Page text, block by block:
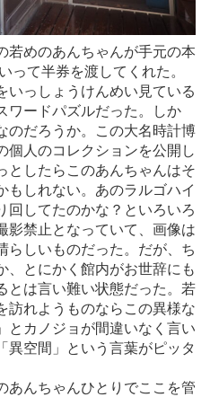
若めのあんちゃんが手元の本
って半券を渡してくれた。
いっしょうけんめい見ている
ワードパズルだった。しか
のだろうか。この大名時計博
個人のコレクションを公開し
としたらこのあんちゃんはそ
もしれない。あのラルゴハイ
回してたのかな？といろいろ
影禁止となっていて、画像は
らしいものだった。だが、ち
、とにかく館内がお世辞にも
とは言い難い状態だった。若
訪れようものならこの異様な
とカノジョが間違いなく言い
異空間」という言葉がピッタ
あんちゃんひとりでここを管